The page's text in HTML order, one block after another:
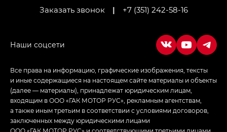
Empow — Эмпау (Empow) в комплектации
Заказать звонок
| +7 (351) 242-58-16
Все права на информацию, графические изображения, тексты
и иные содержащиеся на настоящем сайте материалы и объекты
(далее — материалы), принадлежат юридическим лицам,
входящим в ООО «ГАК МОТОР РУС», рекламным агентствам,
а также иным третьим в соответствии с условиями договоров,
заключенных между юридическими лицами